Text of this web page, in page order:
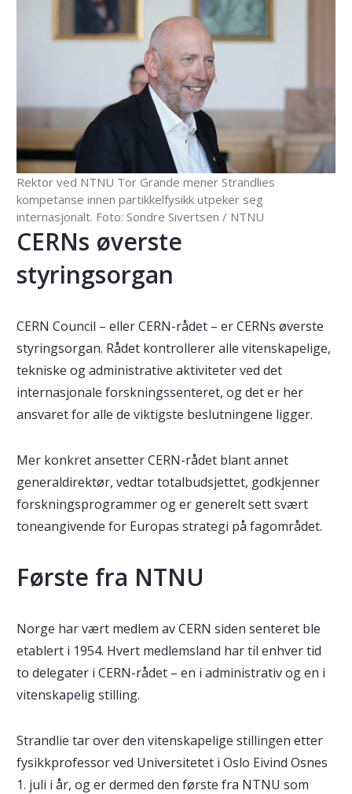
Rektor ved NTNU Tor Grande mener Strandlies
kompetanse innen partikkelfysikk utpeker seg
internasjonalt. Foto: Sondre Sivertsen / NTNU
CERNs øverste
styringsorgan
CERN Council – eller CERN-rådet – er CERNs øverste
styringsorgan. Rådet kontrollerer alle vitenskapelige,
tekniske og administrative aktiviteter ved det
internasjonale forskningssenteret, og det er her
ansvaret for alle de viktigste beslutningene ligger.
Mer konkret ansetter CERN-rådet blant annet
generaldirektør, vedtar totalbudsjettet, godkjenner
forskningsprogrammer og er generelt sett svært
toneangivende for Europas strategi på fagområdet.
Første fra NTNU
Norge har vært medlem av CERN siden senteret ble
etablert i 1954. Hvert medlemsland har til enhver tid
to delegater i CERN-rådet – en i administrativ og en i
vitenskapelig stilling.
Strandlie tar over den vitenskapelige stillingen etter
fysikkprofessor ved Universitetet i Oslo Eivind Osnes
1. juli i år, og er dermed den første fra NTNU som